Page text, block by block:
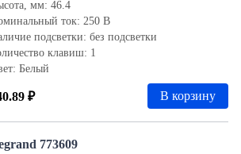
мм: 46.4
ток: 250 В
подсветки: без подсветки
клавиш: 1
Белый
₽ В корзину
773609